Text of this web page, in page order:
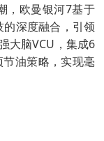
，欧曼银河7基于
深度融合，引领
大脑VCU，集成6
油策略，实现毫